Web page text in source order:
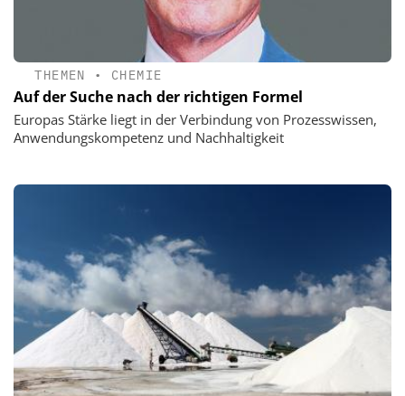
THEMEN • CHEMIE
Auf der Suche nach der richtigen Formel
Europas Stärke liegt in der Verbindung von Prozesswissen,
Anwendungskompetenz und Nachhaltigkeit